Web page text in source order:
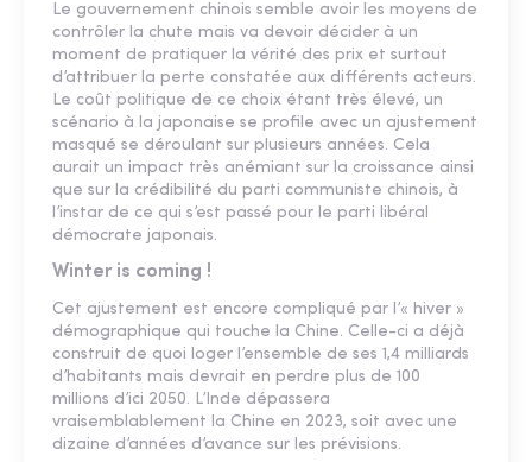
Le gouvernement chinois semble avoir les moyens de
contrôler la chute mais va devoir décider à un
moment de pratiquer la vérité des prix et surtout
d’attribuer la perte constatée aux différents acteurs.
Le coût politique de ce choix étant très élevé, un
scénario à la japonaise se profile avec un ajustement
masqué se déroulant sur plusieurs années. Cela
aurait un impact très anémiant sur la croissance ainsi
que sur la crédibilité du parti communiste chinois, à
l’instar de ce qui s’est passé pour le parti libéral
démocrate japonais.
Winter is coming !
Cet ajustement est encore compliqué par l’« hiver »
démographique qui touche la Chine. Celle-ci a déjà
construit de quoi loger l’ensemble de ses 1,4 milliards
d’habitants mais devrait en perdre plus de 100
millions d’ici 2050. L’Inde dépassera
vraisemblablement la Chine en 2023, soit avec une
dizaine d’années d’avance sur les prévisions.